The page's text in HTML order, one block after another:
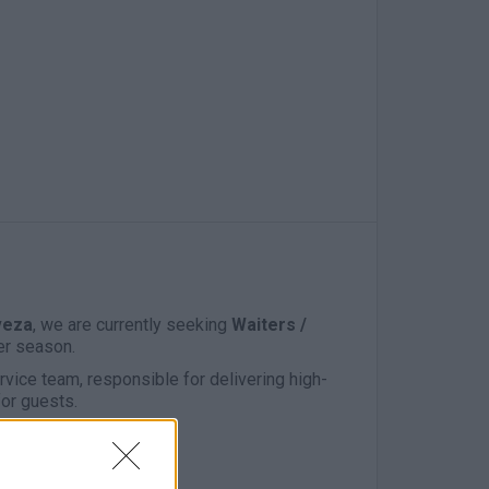
, we are currently seeking Waiters /
season.
team, responsible for delivering high-
guests.